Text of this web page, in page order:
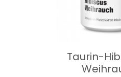
Taurin-